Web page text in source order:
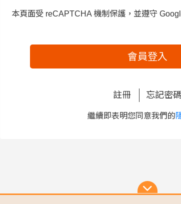
本頁面受 reCAPTCHA 機制保護，並遵守
會員登入
註冊 忘記密
繼續即表明您同意我們的